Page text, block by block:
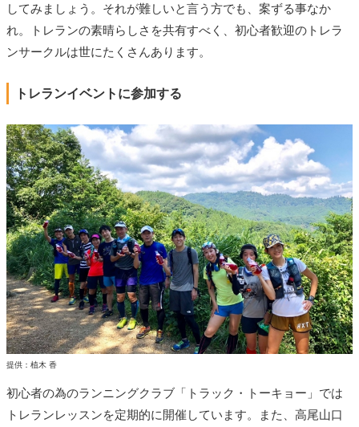
してみましょう。それが難しいと言う方でも、案ずる事なか
れ。トレランの素晴らしさを共有すべく、初心者歓迎のトレラ
ンサークルは世にたくさんあります。
トレランイベントに参加する
提供：植木 香
初心者の為のランニングクラブ「トラック・トーキョー」では
トレランレッスンを定期的に開催しています。また、高尾山口